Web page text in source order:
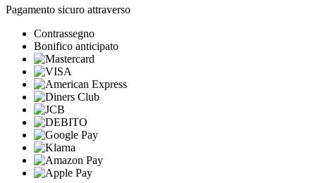
Pagamento sicuro attraverso
Contrassegno
Bonifico anticipato